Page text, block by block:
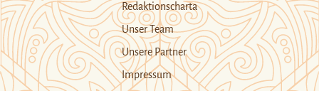
Redaktionscharta
Unser Team
Unsere Partner
Impressum